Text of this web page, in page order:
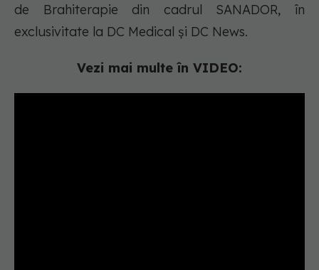
de Brahiterapie din cadrul SANADOR, în
exclusivitate la DC Medical și DC News.
Vezi mai multe în VIDEO: